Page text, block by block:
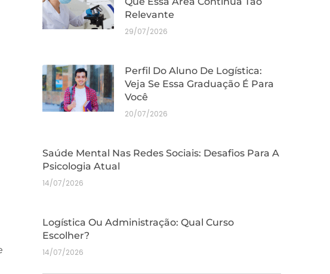
Relevante
29/07/2026
Perfil Do Aluno De Logística:
Veja Se Essa Graduação É Para
Você
20/07/2026
Saúde Mental Nas Redes Sociais: Desafios Para A
Psicologia Atual
14/07/2026
Logística Ou Administração: Qual Curso
Escolher?
14/07/2026